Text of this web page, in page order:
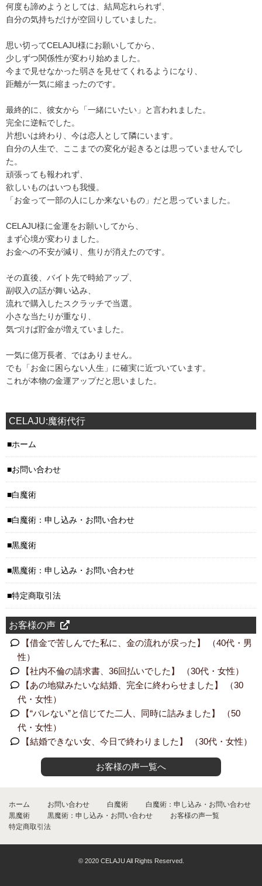
何度も諦めようとしては、結局忘れられず、
自分の気持ちだけが空回りしていました。
思い切ってCELAJU様にお願いしてから、
少しずつ関係性が変わり始めました。
今まで見せなかった弱さを見せてくれるようになり、
距離が一気に縮まったのです。
最終的に、彼女から「一緒にいたい」と言われました。
完全に逆転でした。
片想いは終わり、今は恋人として隣にいます。
自分の人生で、ここまでの変化が起きるとは思っていませんでし
た。
頑張っても報われず、
欲しいものはいつも我慢。
「お金って一部の人にしか来ないもの」だと思っていました。
CELAJU様に金運をお願いしてから、
まず心境が変わりました。
お金への不安が減り、焦りが消えたのです。
その直後、バイト先で時給アップ、
副収入の話が舞い込み、
流れで購入したスクラッチで当選。
小さな当たりが重なり、
気づけば貯金が増えていました。
一気に億万長者、ではありません。
でも「お金に困らない人生」に確実に近づいています。
これが本物の金運アップだと思いました。
CELAJU:魔術代行
ホーム
お問い合わせ
白魔術
白魔術：申し込み・お問い合わせ
黒魔術
黒魔術：申し込み・お問い合わせ
特定商取引法
お客様の声
【借金で苦しんでた私に、金の流れが戻った】 （40代・男
性）
【社内不倫の請求書、36回払いでした】 （30代・女性）
【あの地獄みたいな結婚、完全に終わらせました】 （30
代・女性）
【“バレない”と信じてた二人、同時に詰みました】 （50
代・女性）
【結婚できない女、今日で終わりました】 （30代・女性）
お客様の声一覧へ
ホーム お問い合わせ 白魔術
白魔術：申し込み・お問い合わせ
黒魔術
黒魔術：申し込み・お問い合わせ
お客様の声一覧
特定商取引法
© 2020 CELAJU All Rights Reserved.